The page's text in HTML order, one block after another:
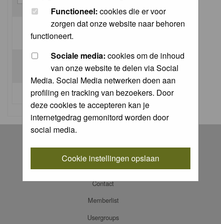
Functioneel: cookies die er voor
zorgen dat onze website naar behoren
functioneert.
Sociale media: cookies om de inhoud
van onze website te delen via Social
Media. Social Media netwerken doen aan
profiling en tracking van bezoekers. Door
deze cookies te accepteren kan je
internetgedrag gemonitord worden door
social media.
Cookie instellingen opslaan
Log me on automatically each visit:
I forgot my password
Log in
Contact
Memberlist
Usergroups